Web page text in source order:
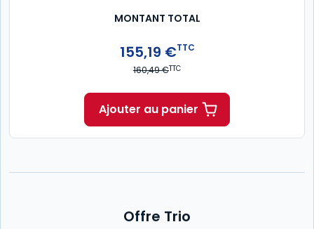
MONTANT TOTAL
155,19 €TTC
160,49 €TTC
Ajouter au panier
Offre Trio